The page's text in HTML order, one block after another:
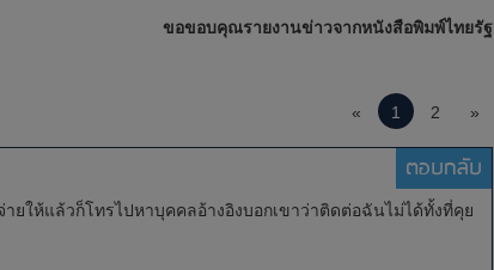
ขอขอบคุณรายงานข่าวจากหนังสือพิมพ์ไทยรัฐ
« 1 2 »
ตอบกลับ
ให้แล้วก็โทรไปหาบุคคลอ้างอิงบอกเขาว่าติดต่อฉันไม่ได้ทั้งที่คุย